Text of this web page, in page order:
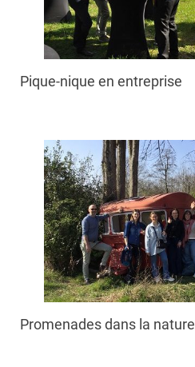
Pique-nique en entreprise
Promenades dans la nature